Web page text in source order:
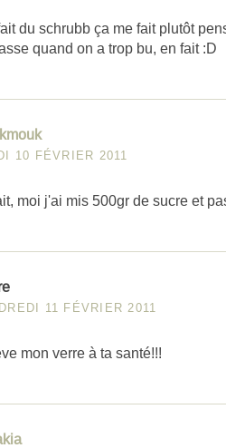
du schrubb ça me fait plutôt
quand on a trop bu, en fait :D
10 FÉVRIER 2011
moi j'ai mis 500gr de sucre et
11 FÉVRIER 2011
mon verre à ta santé!!!